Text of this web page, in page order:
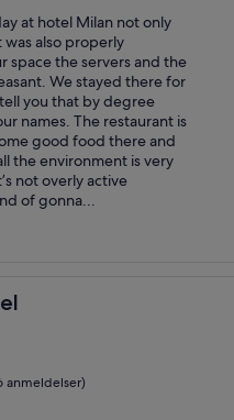
at hotel Milan not only
also properly
space the servers and the
We stayed there for
you that by degree
names. The restaurant is
good food there and
the environment is very
not overly active
of gonna...
anmeldelser)